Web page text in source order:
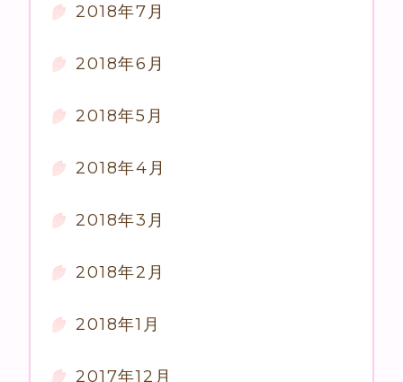
2018年7月
2018年6月
2018年5月
2018年4月
2018年3月
2018年2月
2018年1月
2017年12月